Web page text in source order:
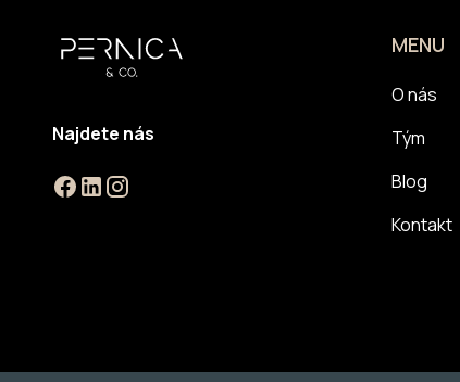
Najdete nás
MENU
O nás
Tým
Blog
Kontakt